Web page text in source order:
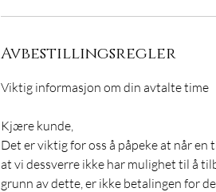
Avbestillingsregler
Viktig informasjon om din avtalte time
Kjære kunde,
Det er viktig for oss å påpeke at når
at vi dessverre ikke har mulighet til å
grunn av dette, er ikke betalingen for